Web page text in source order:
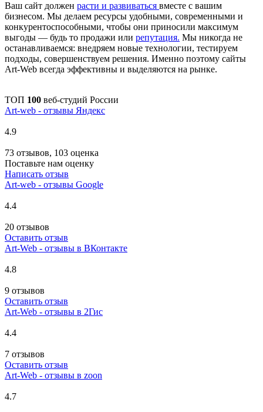
Ваш сайт должен расти и развиваться вместе с вашим
бизнесом. Мы делаем ресурсы удобными, современными и
конкурентоспособными, чтобы они приносили максимум
выгоды — будь то продажи или репутация. Мы никогда не
останавливаемся: внедряем новые технологии, тестируем
подходы, совершенствуем решения. Именно поэтому сайты
Art-Web всегда эффективны и выделяются на рынке.
ТОП 100 веб-студий России
Art-web - отзывы Яндекс
4.9
73 отзывов, 103 оценка
Поставьте нам оценку
Написать отзыв
Art-web - отзывы Google
4.4
20 отзывов
Оставить отзыв
Art-Web - отзывы в ВКонтакте
4.8
9 отзывов
Оставить отзыв
Art-Web - отзывы в 2Гис
4.4
7 отзывов
Оставить отзыв
Art-Web - отзывы в zoon
4.7